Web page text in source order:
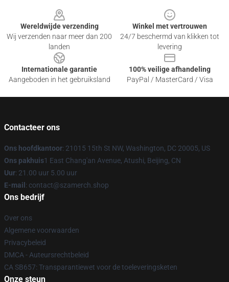
Wereldwijde verzending
Wij verzenden naar meer dan 200
landen
Winkel met vertrouwen
24/7 beschermd van klikken tot
levering
Internationale garantie
Aangeboden in het gebruiksland
100% veilige afhandeling
PayPal / MasterCard / Visa
Contacteer ons
Ons hoofdkantoor: 21015 15th St NW, Washington, DC 20005, US
Ons pakhuis1 East Chang'an Avenue, Atushi, Beijing, CN
Uur: 21.00 uur 5.00 uur
E-mail : contact@szamerch.shop
Ons bedrijf
Over ons
Algemene voorwaarden
Privacybeleid
DMCA - Auteursrechtbeleid
CA SB657: Transparantiewet voor de toeleveringsketen
Onze steun